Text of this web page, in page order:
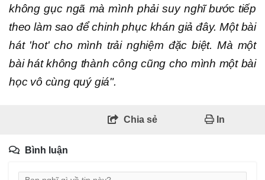
không gục ngã mà mình phải suy nghĩ bước tiếp
theo làm sao để chinh phục khán giả đây. Một bài
hát 'hot' cho mình trải nghiệm đặc biệt. Mà một
bài hát không thành công cũng cho mình một bài
học vô cùng quý giá".
Chia sẻ In
Bình luận